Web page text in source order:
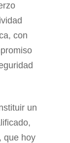
con
un
que hoy